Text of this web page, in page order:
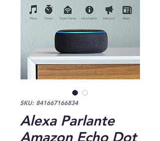
SKU: 841667166834
Alexa Parlante
Amazon Echo Dot